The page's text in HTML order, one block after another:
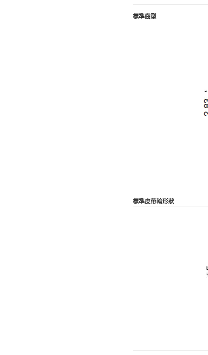
標準齒型
標準皮帶輪形狀